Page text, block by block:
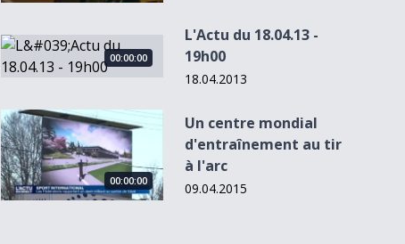
L&#039;Actu du 18.04.13 - 19h00
00:00:00
L'Actu du 18.04.13 -
19h00
18.04.2013
Un centre mondial d&#039;entraînement au tir à l&#039;arc
00:00:00
Un centre mondial
d'entraînement au tir
à l'arc
09.04.2015